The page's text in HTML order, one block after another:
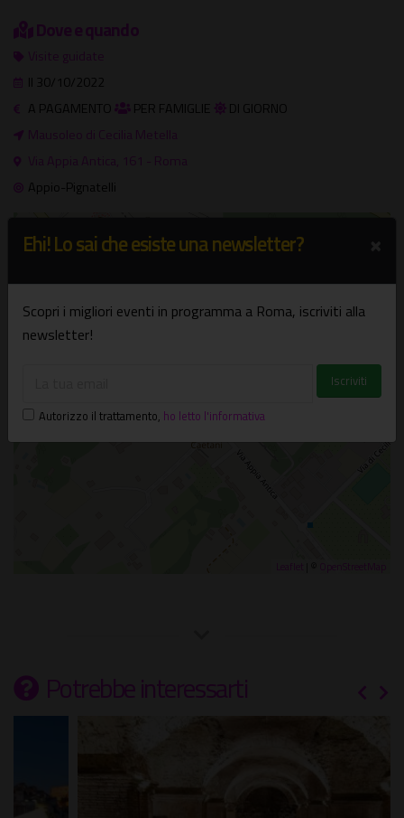
Dove e quando
Visite guidate
Il 30/10/2022
A PAGAMENTO
PER FAMIGLIE
DI GIORNO
Mausoleo di Cecilia Metella
Via Appia Antica, 161 - Roma
Appio-Pignatelli
Mausoleo di Cecilia Metella
+
Potrebbe interessarti
Ehi! Lo sai che esiste una newsletter?
Scopri i migliori eventi in programma a Roma, iscriviti alla
newsletter!
Autorizzo il trattamento, ho letto l'informativa